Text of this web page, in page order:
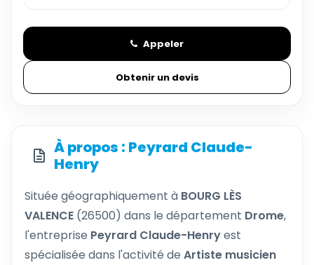
Appeler
Obtenir un devis
À propos : Peyrard Claude-
Henry
Située géographiquement à BOURG LÈS
VALENCE (26500) dans le département Drome,
l'entreprise Peyrard Claude-Henryest
spécialisée dans l'activité de Artiste musicien